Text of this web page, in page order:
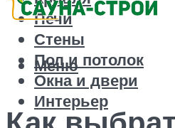
Печи
Стены
Пол и потолок
Окна и двери
Интерьер
Меню